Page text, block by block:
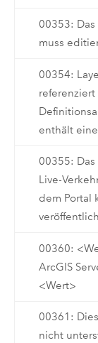
00353:
muss
00354:
enthält
00355:
Live-
dem Portal
00360:
ArcGIS
<Wert>
00361:
nicht